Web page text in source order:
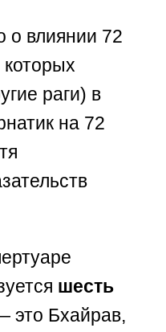
о влиянии 72
которых
раги) в
на 72
шесть
это Бхайрав,